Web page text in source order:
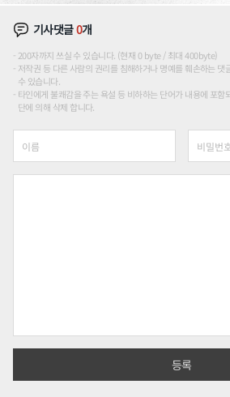
기사댓글0개
200자까지 쓰실 수 있습니다. (현재 0 byte / 최대 400byte)
저작권 등 다른 사람의 권리를 침해하거나 명예를 훼손하는 댓
수 있습니다.
타인에게 불쾌감을 주는 욕설 등 비하하는 단어가 내용에 포
단에 의해 삭제 합니다.